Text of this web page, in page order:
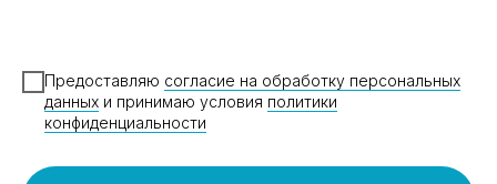
Предоставляю согласие на обработку персональных
данных и принимаю условия политики
конфиденциальности